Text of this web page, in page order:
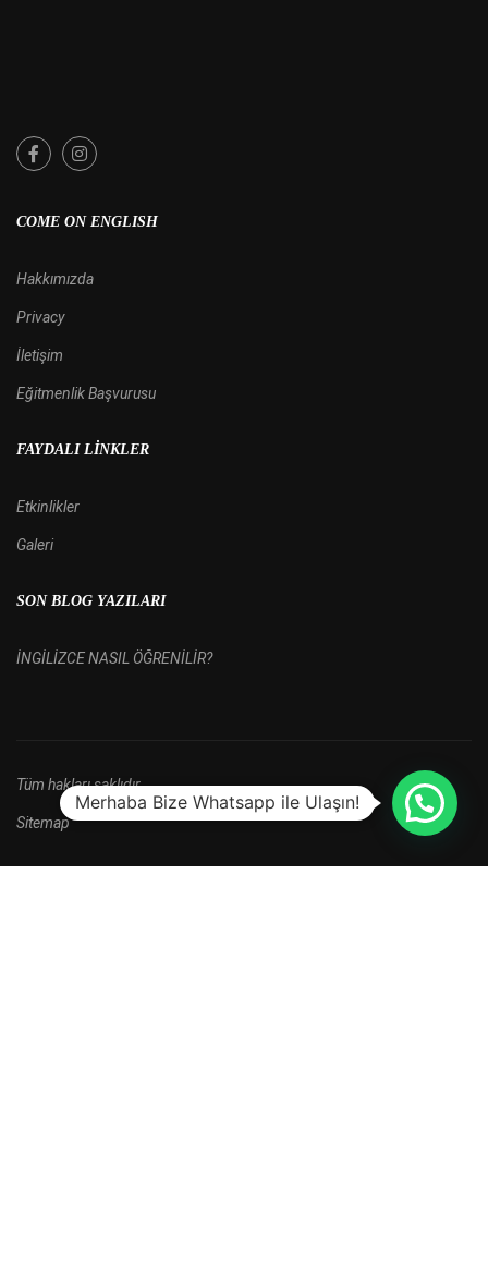
COME ON ENGLISH
Hakkımızda
Privacy
İletişim
Eğitmenlik Başvurusu
FAYDALI LINKLER
Etkinlikler
Galeri
SON BLOG YAZILARI
İNGİLİZCE NASIL ÖĞRENİLİR?
Tüm hakları saklıdır.
Sitemap
Merhaba Bize Whatsapp ile Ulaşın!